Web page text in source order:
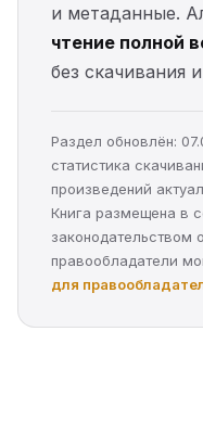
и метаданные.
чтение полной
без скачивания
Раздел обновлён:
статистика
произведений
Книга размещена в
законодательством
правообладатели
для